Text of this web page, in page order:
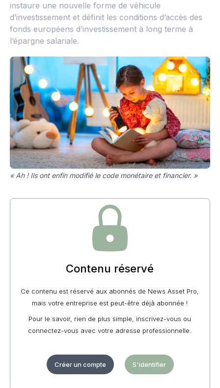
instaure une nouvelle forme de véhicule
d’investissement et définit les conditions d’accès des
fonds européens d’investissement à long terme à
l’épargne salariale.
« Ah ! Ils ont enfin modifié le code monétaire et financier. »
Contenu réservé
Ce contenu est réservé aux abonnés de News Asset Pro,
mais votre entreprise est peut-être déjà abonnée !
Pour le savoir, rien de plus simple, inscrivez-vous ou
connectez-vous avec votre adresse professionnelle.
Créer un compte S'identifier